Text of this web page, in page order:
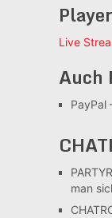
Player
Live
Auch
PayPal
man